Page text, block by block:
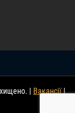
| Вакансії|